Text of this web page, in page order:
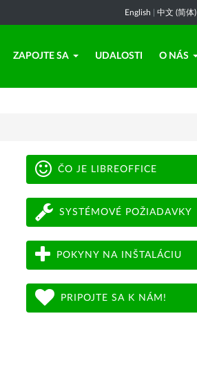
English 中文 (简体)
ZAPOJTE SA UDALOSTI O NÁS
ČO JE LIBREOFFICE
SYSTÉMOVÉ POŽIADAVKY
POKYNY NA INŠTALÁCIU
PRIPOJTE SA K NÁM!